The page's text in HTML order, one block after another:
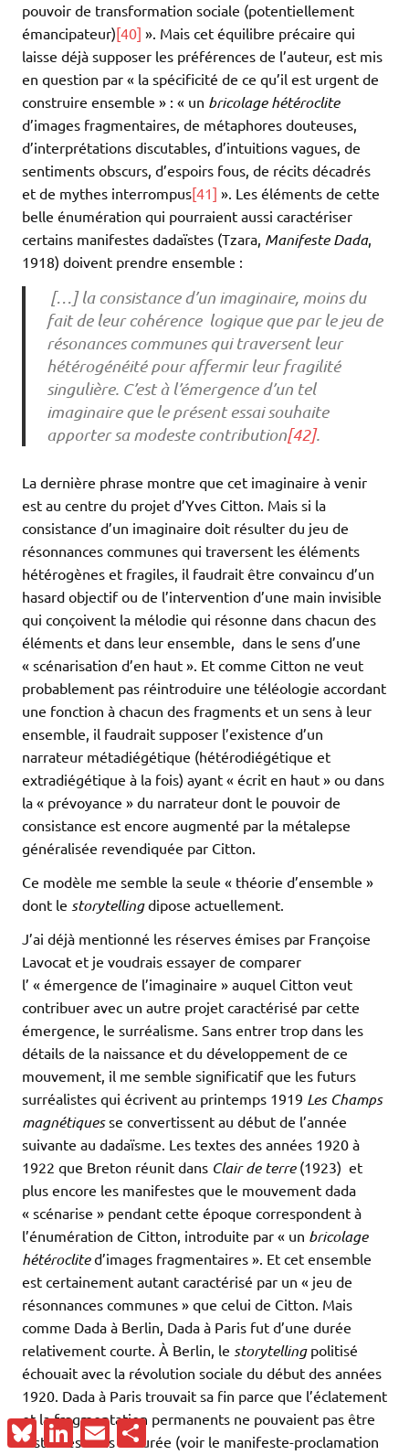
pouvoir de transformation sociale (potentiellement
émancipateur)[40] ». Mais cet équilibre précaire qui
laisse déjà supposer les préférences de l’auteur, est mis
en question par « la spécificité de ce qu’il est urgent de
construire ensemble » : « un bricolage hétéroclite
d’images fragmentaires, de métaphores douteuses,
d’interprétations discutables, d’intuitions vagues, de
sentiments obscurs, d’espoirs fous, de récits décadrés
et de mythes interrompus[41] ». Les éléments de cette
belle énumération qui pourraient aussi caractériser
certains manifestes dadaïstes (Tzara, Manifeste Dada,
1918) doivent prendre ensemble :
[…] la consistance d’un imaginaire, moins du
fait de leur cohérence logique que par le jeu de
résonances communes qui traversent leur
hétérogénéité pour affermir leur fragilité
singulière. C’est à l’émergence d’un tel
imaginaire que le présent essai souhaite
apporter sa modeste contribution[42].
La dernière phrase montre que cet imaginaire à venir
est au centre du projet d’Yves Citton. Mais si la
consistance d’un imaginaire doit résulter du jeu de
résonnances communes qui traversent les éléments
hétérogènes et fragiles, il faudrait être convaincu d’un
hasard objectif ou de l’intervention d’une main invisible
qui conçoivent la mélodie qui résonne dans chacun des
éléments et dans leur ensemble, dans le sens d’une
« scénarisation d’en haut ». Et comme Citton ne veut
probablement pas réintroduire une téléologie accordant
une fonction à chacun des fragments et un sens à leur
ensemble, il faudrait supposer l’existence d’un
narrateur métadiégétique (hétérodiégétique et
extradiégétique à la fois) ayant « écrit en haut » ou dans
la « prévoyance » du narrateur dont le pouvoir de
consistance est encore augmenté par la métalepse
généralisée revendiquée par Citton.
Ce modèle me semble la seule « théorie d’ensemble »
dont le storytellingdipose actuellement.
J’ai déjà mentionné les réserves émises par Françoise
Lavocat et je voudrais essayer de comparer
l’ « émergence de l’imaginaire » auquel Citton veut
contribuer avec un autre projet caractérisé par cette
émergence, le surréalisme. Sans entrer trop dans les
détails de la naissance et du développement de ce
mouvement, il me semble significatif que les futurs
surréalistes qui écrivent au printemps 1919 Les Champs
magnétiquesse convertissent au début de l’année
suivante au dadaïsme. Les textes des années 1920 à
1922 que Breton réunit dans Clair de terre(1923) et
plus encore les manifestes que le mouvement dada
« scénarise » pendant cette époque correspondent à
l’énumération de Citton, introduite par « un bricolage
hétéroclited’images fragmentaires ». Et cet ensemble
est certainement autant caractérisé par un « jeu de
résonnances communes » que celui de Citton. Mais
comme Dada à Berlin, Dada à Paris fut d’une durée
relativement courte. À Berlin, le storytellingpolitisé
échouait avec la révolution sociale du début des années
1920. Dada à Paris trouvait sa fin parce que l’éclatement
et la fragmentation permanents ne pouvaient pas être
instaurés dans la durée (voir le manifeste-proclamation
BlueskyLinkedIn
Email Partager